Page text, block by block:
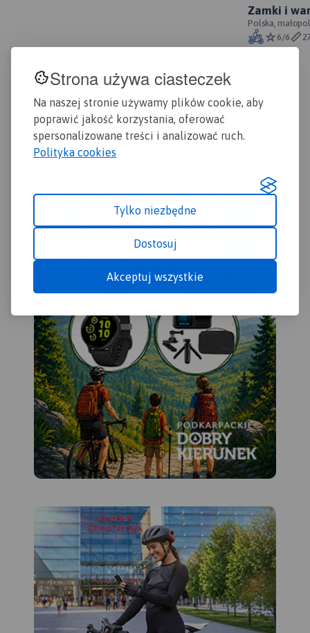
Strona używa ciasteczek
Na naszej stronie używamy plików cookie, aby
poprawić jakość korzystania, oferować
spersonalizowane treści i analizować ruch.
Polityka cookies
Tylko niezbędne
Dostosuj
Akceptuj wszystkie
miejsca zaznaczono żółtą
przebiegi szlaków pieszych,
dydaktycznych, łącznie z
Zamki i
Polska,
6/6